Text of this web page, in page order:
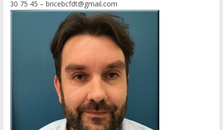
30 75 45 – bricebcfdt@gmail.com